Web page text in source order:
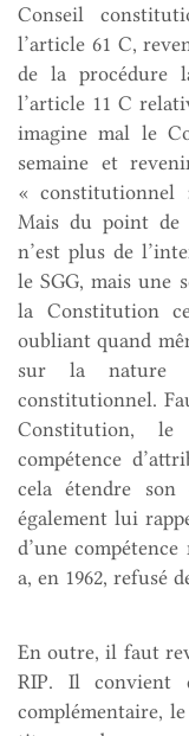
Conseil
l’article 61 C,
de la procédure
l’article 11 C
imagine mal le
semaine et
« constitutionnel
Mais du point de
n’est plus de
le SGG, mais
la Constitution
oubliant quand
sur la nature
constitutionnel.
Constitution,
compétence
cela étendre
également lui
d’une
a, en 1962, refusé
En outre, il faut
RIP. Il convient
complémentaire,